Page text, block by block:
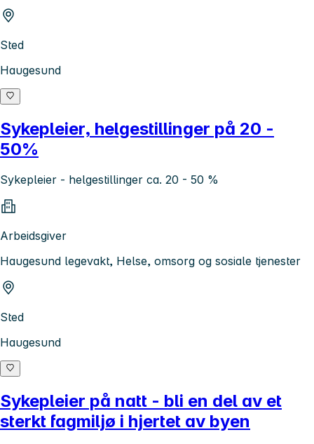
Sted
Haugesund
Sykepleier, helgestillinger på 20 -
50%
Sykepleier - helgestillinger ca. 20 - 50 %
Arbeidsgiver
Haugesund legevakt, Helse, omsorg og sosiale tjenester
Sted
Haugesund
Sykepleier på natt - bli en del av et
sterkt fagmiljø i hjertet av byen